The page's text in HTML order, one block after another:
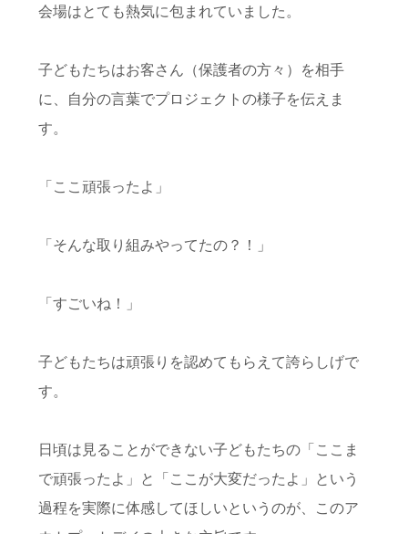
会場はとても熱気に包まれていました。
子どもたちはお客さん（保護者の方々）を相手
に、自分の言葉でプロジェクトの様子を伝えま
す。
「ここ頑張ったよ」
「そんな取り組みやってたの？！」
「すごいね！」
子どもたちは頑張りを認めてもらえて誇らしげで
す。
日頃は見ることができない子どもたちの「ここま
で頑張ったよ」と「ここが大変だったよ」という
過程を実際に体感してほしいというのが、このア